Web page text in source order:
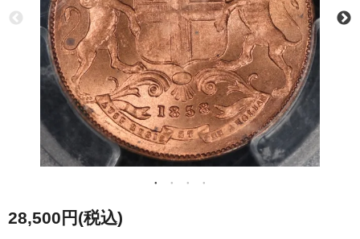
28,500円(税込)